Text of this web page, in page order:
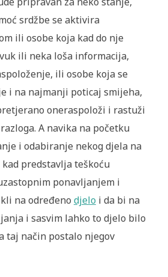
srdžbe se aktivira
ili osobe koja kad do nje
ili neka loša informacija,
ili osobe koja se
i na najmanji poticaj smijeha,
oneraspoloži i rastuži
A navika na početku
i odabiranje nekog djela na
predstavlja teškoću
ponavljanjem i
na određeno djelo i da bi na
i sasvim lahko to djelo bilo
taj način postalo njegov